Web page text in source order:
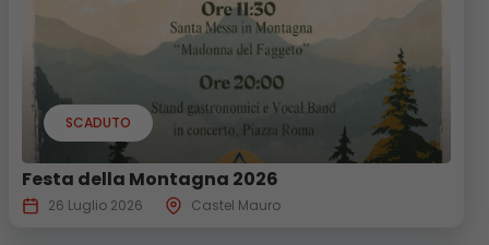
SCADUTO
Festa della Montagna 2026
26 Luglio 2026 Castel Mauro